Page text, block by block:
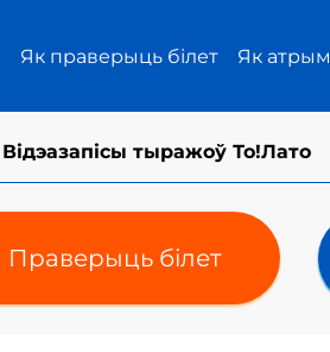
Як праверыць білет Як
Відэазапісы тыражоў То!Лато
Праверыць білет